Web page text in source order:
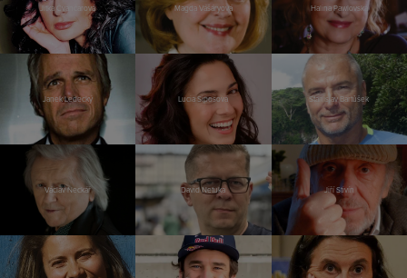
Jitka Čvančarová Magda Vášáryová Halina Pawlovská
Janek Ledecký Lucia Siposová Stanislav Bartůšek
Václav Neckář David Netuka Jiří Stivín